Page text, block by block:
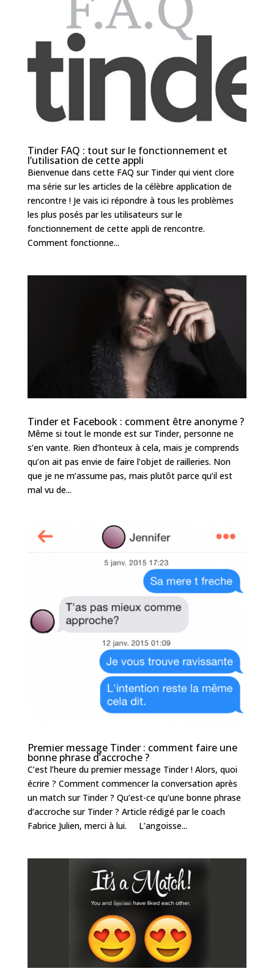
Tinder FAQ : tout sur le fonctionnement et
l’utilisation de cette appli
Bienvenue dans cette FAQ sur Tinder qui vient clore
ma série sur les articles de la célèbre application de
rencontre ! Je vais ici répondre à tous les problèmes
les plus posés par les utilisateurs sur le
fonctionnement de cette appli de rencontre.
Comment fonctionne...
Tinder et Facebook : comment être anonyme ?
Même si tout le monde est sur Tinder, personne ne
s’en vante. Rien d’honteux à cela, mais je comprends
qu’on ait pas envie de faire l’objet de railleries. Non
que je ne m’assume pas, mais plutôt parce qu’il est
mal vu de...
Premier message Tinder : comment faire une
bonne phrase d’accroche ?
C’est l’heure du premier message Tinder ! Alors, quoi
écrire ? Comment commencer la conversation après
un match sur Tinder ? Qu’est-ce qu’une bonne phrase
d’accroche sur Tinder ? Article rédigé par le coach
Fabrice Julien, merci à lui. L’angoisse...